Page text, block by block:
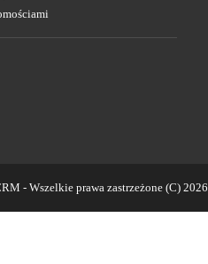
- Wszelkie prawa zastrzeżone (C) 2026